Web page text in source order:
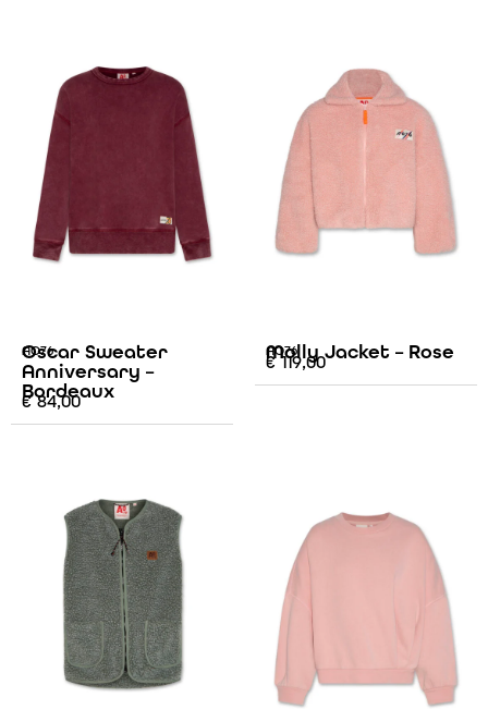
AO76
Oscar Sweater
Anniversary –
Bordeaux
€84,00
AO76
Molly Jacket – Rose
€119,00